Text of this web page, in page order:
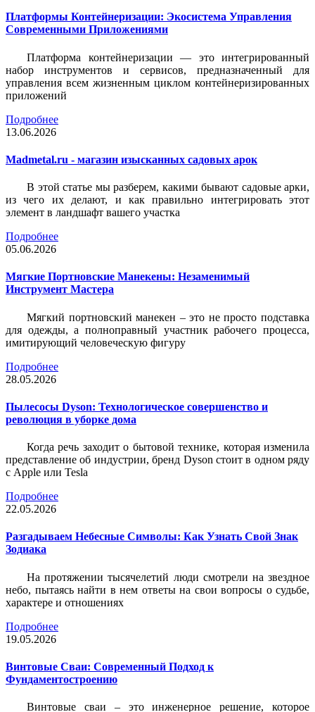
Платформы Контейнеризации: Экосистема Управления
Современными Приложениями
Платформа контейнеризации — это интегрированный
набор инструментов и сервисов, предназначенный для
управления всем жизненным циклом контейнеризированных
приложений
Подробнее
13.06.2026
Madmetal.ru - магазин изысканных садовых арок
В этой статье мы разберем, какими бывают садовые арки,
из чего их делают, и как правильно интегрировать этот
элемент в ландшафт вашего участка
Подробнее
05.06.2026
Мягкие Портновские Манекены: Незаменимый
Инструмент Мастера
Мягкий портновский манекен – это не просто подставка
для одежды, а полноправный участник рабочего процесса,
имитирующий человеческую фигуру
Подробнее
28.05.2026
Пылесосы Dyson: Технологическое совершенство и
революция в уборке дома
Когда речь заходит о бытовой технике, которая изменила
представление об индустрии, бренд Dyson стоит в одном ряду
с Apple или Tesla
Подробнее
22.05.2026
Разгадываем Небесные Символы: Как Узнать Свой Знак
Зодиака
На протяжении тысячелетий люди смотрели на звездное
небо, пытаясь найти в нем ответы на свои вопросы о судьбе,
характере и отношениях
Подробнее
19.05.2026
Винтовые Сваи: Современный Подход к
Фундаментостроению
Винтовые сваи – это инженерное решение, которое